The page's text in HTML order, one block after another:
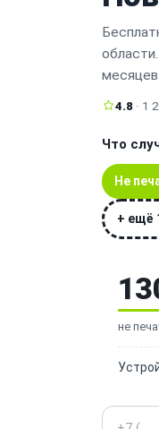
месяцев.
4.8 · 1
Что
Не
+ ещё
не
Телефон